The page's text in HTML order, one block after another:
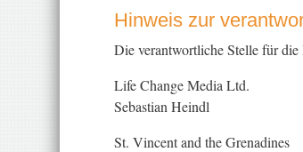
Hinweis zur
Die verantwortliche Stelle für die
Life Change Media Ltd.
Sebastian Heindl
St. Vincent and the Grenadines